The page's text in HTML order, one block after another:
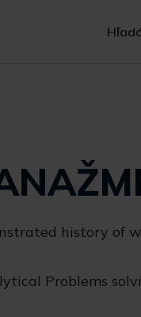
history of
Problems